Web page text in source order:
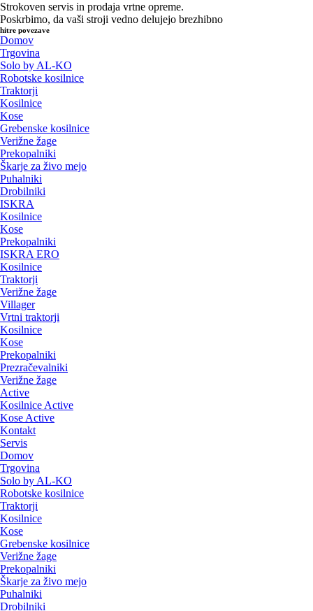
Strokoven servis in prodaja vrtne opreme.
Poskrbimo, da vaši stroji vedno delujejo brezhibno
hitre povezave
Domov
Trgovina
Solo by AL-KO
Robotske kosilnice
Traktorji
Kosilnice
Kose
Grebenske kosilnice
Verižne žage
Prekopalniki
Škarje za živo mejo
Puhalniki
Drobilniki
ISKRA
Kosilnice
Kose
Prekopalniki
ISKRA ERO
Kosilnice
Traktorji
Verižne žage
Villager
Vrtni traktorji
Kosilnice
Kose
Prekopalniki
Prezračevalniki
Verižne žage
Active
Kosilnice Active
Kose Active
Kontakt
Servis
Domov
Trgovina
Solo by AL-KO
Robotske kosilnice
Traktorji
Kosilnice
Kose
Grebenske kosilnice
Verižne žage
Prekopalniki
Škarje za živo mejo
Puhalniki
Drobilniki